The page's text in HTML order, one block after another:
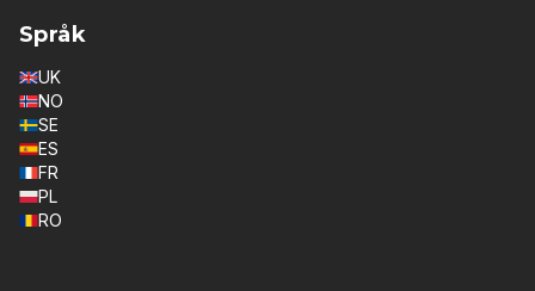
Språk
UK
NO
SE
ES
FR
PL
RO